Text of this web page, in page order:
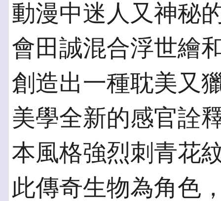
動漫中迷人又神秘
會田誠混合浮世繪
創造出一種耽美又
美學全新的感官詮
本風格強烈刺青花
此傳奇生物為角色